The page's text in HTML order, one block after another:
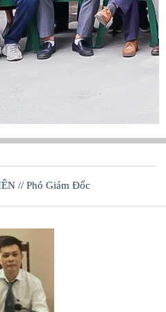
// Phó Giám Đốc